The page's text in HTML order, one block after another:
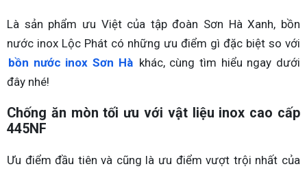
Là sản phẩm ưu Việt của tập đoàn Sơn Hà Xanh, bồn
nước inox Lộc Phát có những ưu điểm gì đặc biệt so với
bồn nước inox Sơn Hà khác, cùng tìm hiểu ngay dưới
đây nhé!
Chống ăn mòn tối ưu với vật liệu inox cao cấp
445NF
Ưu điểm đầu tiên và cũng là ưu điểm vượt trội nhất của